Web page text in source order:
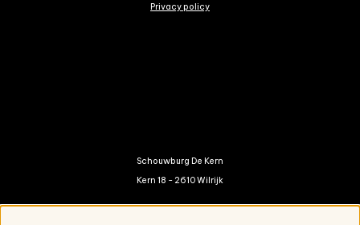
Privacy policy
Schouwburg De Kern
Kern 18 - 2610 Wilrijk